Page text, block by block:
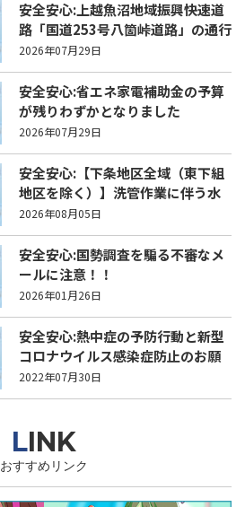
安全安心:上越魚沼地域振興快速道
路「国道253号八箇峠道路」の通行
規制について
2026年07月29日
安全安心:省エネ家電補助金の予算
が残りわずかとなりました
2026年07月29日
安全安心:【下条地区全域（東下組
地区を除く）】洗管作業に伴う水
道の濁りの発生について
2026年08月05日
安全安心:国勢調査を騙る不審なメ
ールに注意！！
2026年01月26日
安全安心:熱中症の予防行動と新型
コロナウイルス感染症防止のお願
い_2022.7.30
2022年07月30日
LINK
おすすめリンク